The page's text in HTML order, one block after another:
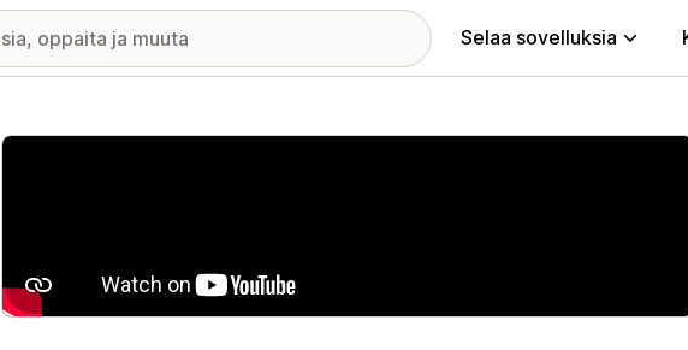
Selaa sovelluksia
Esittelykuvagalleria